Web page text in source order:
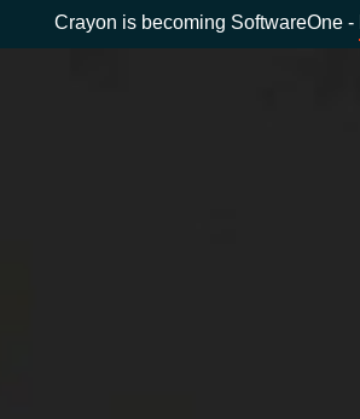
Crayon is becoming SoftwareOne -